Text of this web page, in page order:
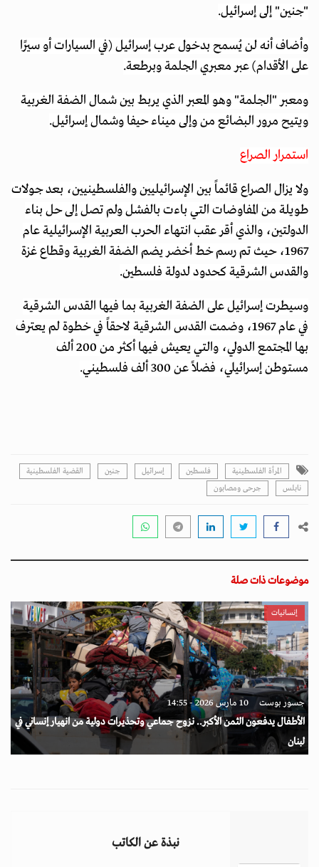
"جنين" إلى إسرائيل.
وأضاف أنه لن يُسمح بدخول عرب إسرائيل (في السيارات أو سيرًا
على الأقدام) عبر معبري الجلمة وبرطعة.
ومعبر "الجلمة" وهو المعبر الذي يربط بين شمال الضفة الغربية
ويتيح مرور البضائع من وإلى ميناء حيفا وشمال إسرائيل.
استمرار الصراع
ولا يزال الصراع قائماً بين الإسرائيليين والفلسطينيين، بعد جولات
طويلة من المفاوضات التي باءت بالفشل ولم تصل إلى حل بناء
الدولتين، والذي أقر عقب انتهاء الحرب العربية الإسرائيلية عام
1967، حيث تم رسم خط أخضر يضم الضفة الغربية وقطاع غزة
والقدس الشرقية كحدود لدولة فلسطين.
وسيطرت إسرائيل على الضفة الغربية بما فيها القدس الشرقية
في عام 1967، وضمت القدس الشرقية لاحقاً في خطوة لم يعترف
بها المجتمع الدولي، والتي يعيش فيها أكثر من 200 ألف
مستوطن إسرائيلي، فضلاً عن 300 ألف فلسطيني.
المرأة الفلسطينية فلسطين إسرائيل جنين
القضية الفلسطينية
نابلس
جرحى ومصابون
موضوعات ذات صلة
إنسانيات
جسور بوست 10 مارس 2026 - 14:55
الأطفال يدفعون الثمن الأكبر.. نزوح جماعي وتحذيرات دولية من انهيار إنساني في
لبنان
نبذة عن الكاتب